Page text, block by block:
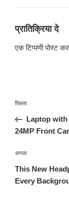
प्रातिक्रिया दे
एक टिप्पणी पोस्ट
पोस्ट
पिछला
पोस्ट:
पिछला
Laptop with
24MP Front
अगली
पोस्ट
अगला
This New
Every